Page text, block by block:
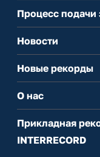
Процесс подачи
Новости
Новые рекорды
О нас
Прикладная
INTERRECORD